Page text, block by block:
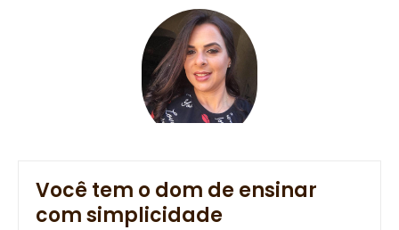
Você tem o dom de ensinar
com simplicidade